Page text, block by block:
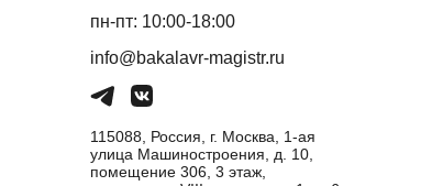
пн-пт: 10:00-18:00
info@bakalavr-magistr.ru
115088, Россия, г. Москва, 1-ая
улица Машиностроения, д. 10,
помещение 306, 3 этаж,